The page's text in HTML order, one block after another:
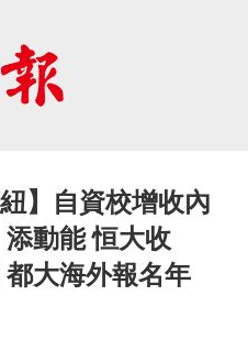
】自資校增收內
動能 恒大收
都大海外報名年